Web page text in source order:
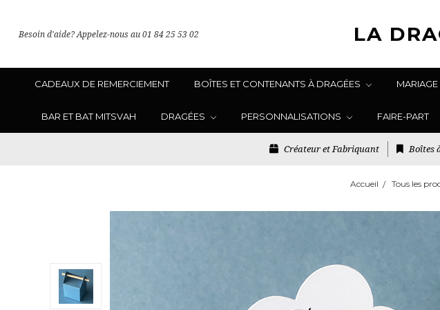
Besoin d'aide? Appelez-nous au 01 84 25 53 02 LA
CADEAUX DE REMERCIEMENT BOÎTES ET CONTENANTS À DRAGÉES MARIAGE
BAR ET BAT MITSVAH DRAGÉES PERSONNALISATIONS FAIRE-PART
Créateur et Fabriquant Boîtes
Accueil Tous les